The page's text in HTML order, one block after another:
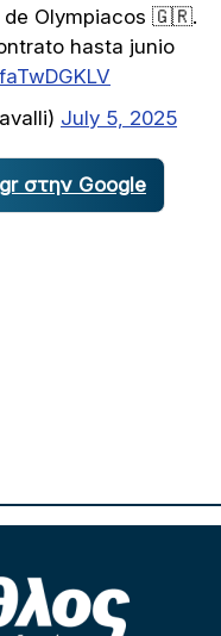
de Olympiacos 🇬🇷.
hasta junio
July 5, 2025
στην Google